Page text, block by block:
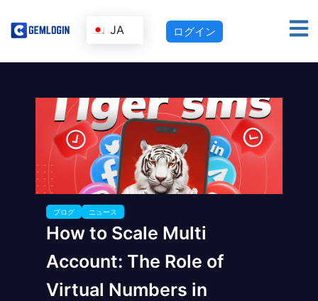
JA ログイン
ブログ ニュース
How to Scale Multi
Account: The Role of
Virtual Numbers in